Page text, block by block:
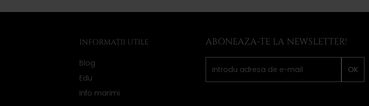
INFORMAȚII UTILE
Blog
Edu
Info marimi
ABONEAZA-TE LA NEWSLETTER!
OK